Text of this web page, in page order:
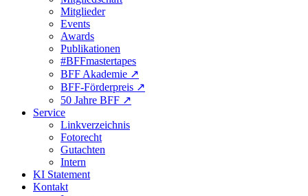
Mitglieder
Events
Awards
Publikationen
#BFFmastertapes
BFF Akademie ↗︎
BFF-Förderpreis ↗︎
50 Jahre BFF ↗︎
Service
Linkverzeichnis
Fotorecht
Gutachten
Intern
KI Statement
Kontakt